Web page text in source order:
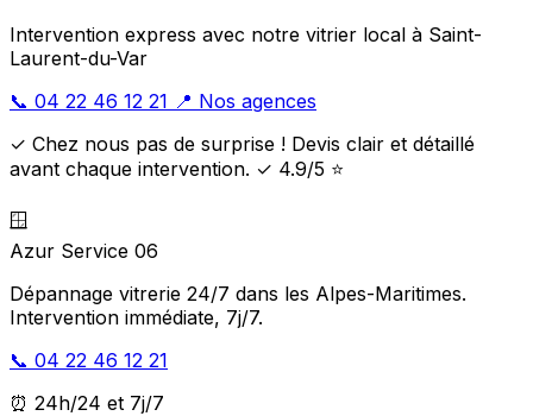
Intervention express avec notre vitrier local à Saint-
Laurent-du-Var
📞 04 22 46 12 21 📍 Nos agences
✓ Chez nous pas de surprise ! Devis clair et détaillé
avant chaque intervention. ✓ 4.9/5 ⭐
🪟
Azur Service 06
Dépannage vitrerie 24/7 dans les Alpes-Maritimes.
Intervention immédiate, 7j/7.
📞 04 22 46 12 21
⏰ 24h/24 et 7j/7